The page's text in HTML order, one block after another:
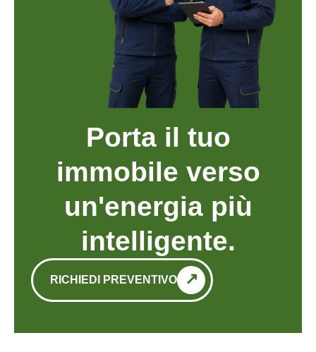
Porta il tuo
immobile verso
un'energia più
intelligente.
RICHIEDI PREVENTIVO